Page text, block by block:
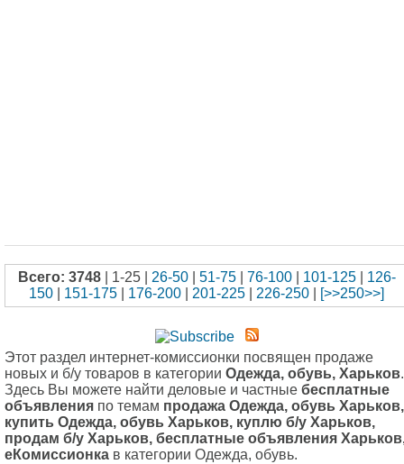
Всего: 3748| 1-25 | 26-50| 51-75| 76-100| 101-125| 126-
150
151-175 176-200 201-225 226-250 [>>250>>]
Этот раздел интернет-комиссионки посвящен продаже
новых и б/у товаров в категории Одежда, обувь, Харьков.
Здесь Вы можете найти деловые и частные бесплатные
объявления по темам продажа Одежда, обувь Харьков,
купить Одежда, обувь Харьков, куплю б/у Харьков,
продам б/у Харьков, бесплатные объявления
еКомиссионка в категории Одежда, обувь.